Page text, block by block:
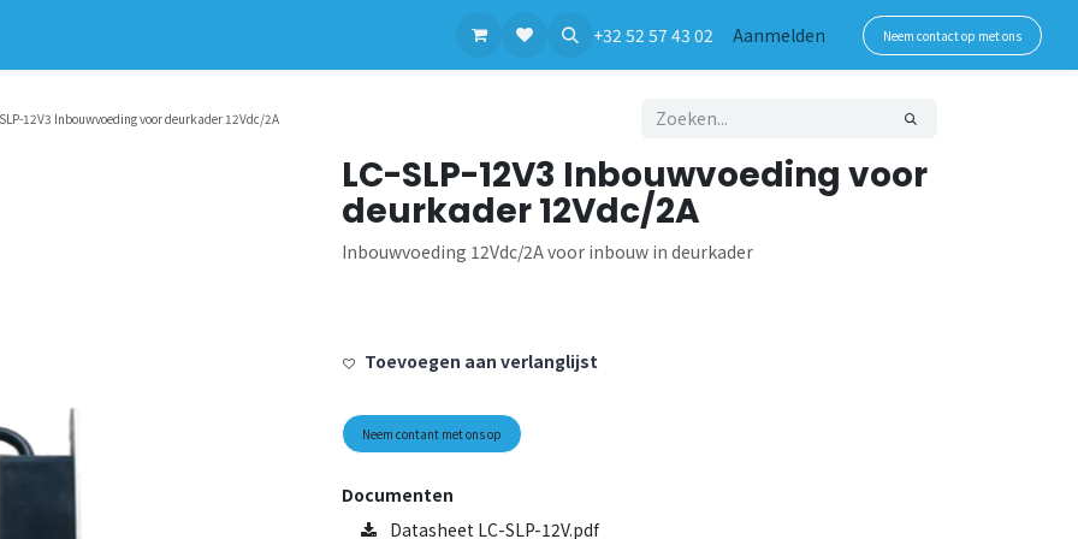
+32 52 57 43 02 Aanmelden Neem contact op met ons
12V3 Inbouwvoeding voor deurkader 12Vdc/2A
LC-SLP-12V3 Inbouwvoeding voor
deurkader 12Vdc/2A
Inbouwvoeding 12Vdc/2A voor inbouw in deurkader
Toevoegen aan verlanglijst
Neem contant met ons op
Documenten
Datasheet LC-SLP-12V.pdf